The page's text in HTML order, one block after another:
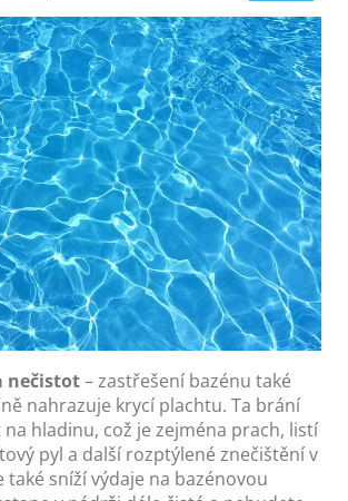
nečistot– zastřešení bazénu také
nahrazuje krycí plachtu. Ta brání
hladinu, což je zejména prach, listí
pyl a další rozptýlené znečištění v
také sníží výdaje na bazénovou